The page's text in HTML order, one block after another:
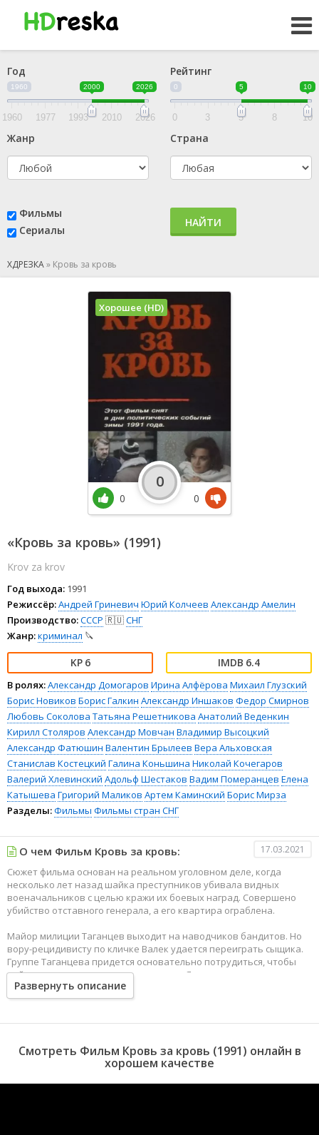
Год
1960 2000 2026
1960 1977 1993 2010 2026
Рейтинг
0 5 10
0 3 5 8 10
Жанр Страна
Фильмы
Сериалы
НАЙТИ
ХДРЕЗКА» Кровь за кровь
«Кровь за кровь» (1991)
Krov za krov
Год выхода: 1991
Режиссёр:Андрей Гриневич Юрий Колчеев Александр Амелин
Производство:СССР 🇷🇺СНГ
Жанр:криминал 🔪
6 6.4
В ролях:Александр Домогаров Ирина Алфёрова Михаил Глузский
Борис Новиков Борис Галкин Александр Иншаков Федор Смирнов
Любовь Соколова Татьяна Решетникова Анатолий Веденкин
Кирилл Столяров Александр Мовчан Владимир Высоцкий
Александр Фатюшин Валентин Брылеев Вера Альховская
Станислав Костецкий Галина Коньшина Николай Кочегаров
Валерий Хлевинский Адольф Шестаков Вадим Померанцев Елена
Катышева Григорий Маликов Артем Каминский Борис Мирза
Разделы:Фильмы Фильмы стран СНГ
Хорошее (HD)
0
0
0
О чем Фильм Кровь за кровь: 17.03.2021
Сюжет фильма основан на реальном уголовном деле, когда
несколько лет назад шайка преступников убивала видных
военачальников с целью кражи их боевых наград. Совершено
убийство отставного генерала, а его квартира ограблена.
Майор милиции Таганцев выходит на наводчиков бандитов. Но
вору-рецидивисту по кличке Валек удается переиграть сыщика.
Группе Таганцева придется основательно потрудиться, чтобы
поймать рецидивиста в городе у моря Ялте…
Развернуть описание
Смотреть Фильм Кровь за кровь (1991) онлайн в
хорошем качестве